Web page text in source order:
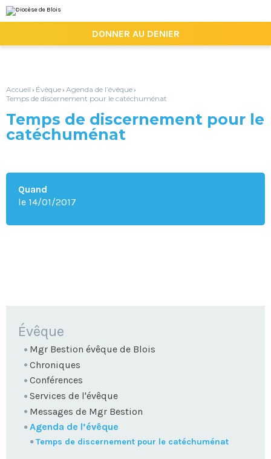
au
contenu.
la
personnels
DONNER AU DENIER
Accueil › Évêque› Agenda de l’évêque›
Temps de discernement pour le catéchuménat
Temps de discernement pour le
catéchuménat
Quand
le 14/01/2017
NAVIGATION
Évêque
Mgr Bestion évêque de Blois
Chroniques
Conférences
Services de l'évêque
Messages de Mgr Bestion
Agenda de l’évêque
Temps de discernement pour le catéchuménat